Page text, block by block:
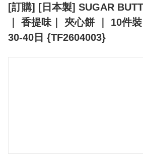
[訂購] [日本製] SUGAR
｜ 香提味｜ 夾心餅 ｜ 10件
30-40日 {TF2604003}